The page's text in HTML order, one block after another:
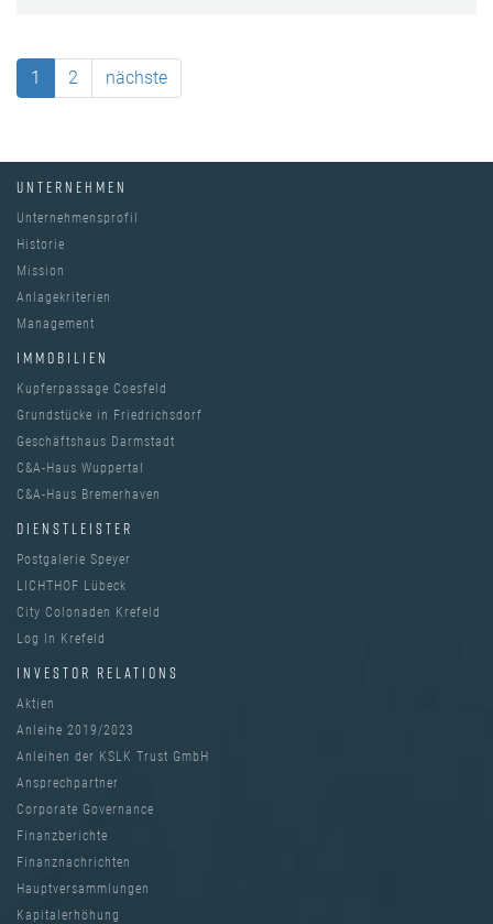
1 2 nächste
UNTERNEHMEN
Unternehmensprofil
Historie
Mission
Anlagekriterien
Management
IMMOBILIEN
Kupferpassage Coesfeld
Grundstücke in Friedrichsdorf
Geschäftshaus Darmstadt
C&A-Haus Wuppertal
C&A-Haus Bremerhaven
DIENSTLEISTER
Postgalerie Speyer
LICHTHOF Lübeck
City Colonaden Krefeld
Log In Krefeld
INVESTOR RELATIONS
Aktien
Anleihe 2019/2023
Anleihen der KSLK Trust GmbH
Ansprechpartner
Corporate Governance
Finanzberichte
Finanznachrichten
Hauptversammlungen
Kapitalerhöhung